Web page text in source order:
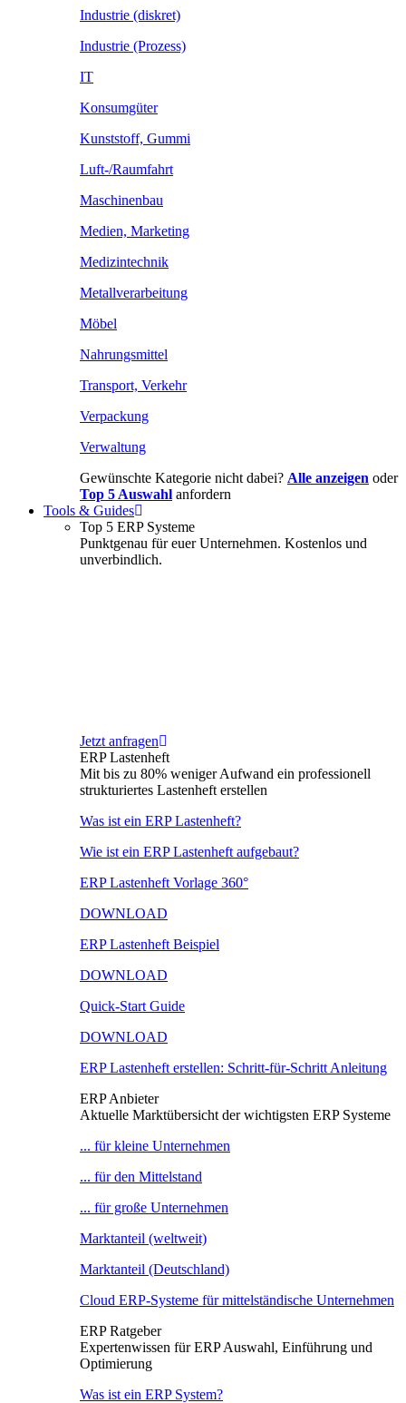
Industrie (diskret)
Industrie (Prozess)
IT
Konsumgüter
Kunststoff, Gummi
Luft-/Raumfahrt
Maschinenbau
Medien, Marketing
Medizintechnik
Metallverarbeitung
Möbel
Nahrungsmittel
Transport, Verkehr
Verpackung
Verwaltung
Gewünschte Kategorie nicht dabei? Alle anzeigen oder
Top 5 Auswahl anfordern
Tools & Guides
Top 5 ERP Systeme
Punktgenau für euer Unternehmen. Kostenlos und
unverbindlich.
Jetzt anfragen
ERP Lastenheft
Mit bis zu 80% weniger Aufwand ein professionell
strukturiertes Lastenheft erstellen
Was ist ein ERP Lastenheft?
Wie ist ein ERP Lastenheft aufgebaut?
ERP Lastenheft Vorlage 360°
DOWNLOAD
ERP Lastenheft Beispiel
DOWNLOAD
Quick-Start Guide
DOWNLOAD
ERP Lastenheft erstellen: Schritt-für-Schritt Anleitung
ERP Anbieter
Aktuelle Marktübersicht der wichtigsten ERP Systeme
... für kleine Unternehmen
... für den Mittelstand
... für große Unternehmen
Marktanteil (weltweit)
Marktanteil (Deutschland)
Cloud ERP-Systeme für mittelständische Unternehmen
ERP Ratgeber
Expertenwissen für ERP Auswahl, Einführung und
Optimierung
Was ist ein ERP System?